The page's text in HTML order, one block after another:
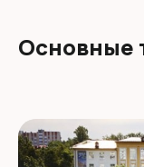
Основные